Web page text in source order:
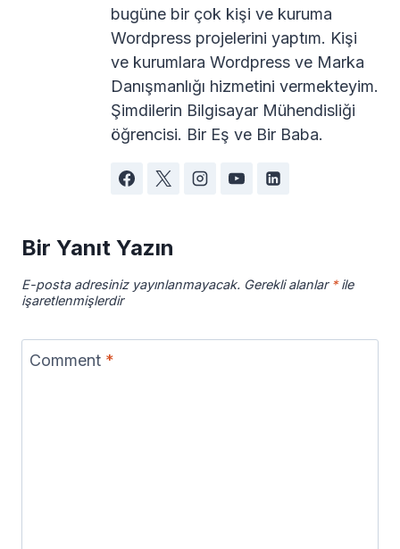
bugüne bir çok kişi ve kuruma
Wordpress projelerini yaptım. Kişi
ve kurumlara Wordpress ve Marka
Danışmanlığı hizmetini vermekteyim.
Şimdilerin Bilgisayar Mühendisliği
öğrencisi. Bir Eş ve Bir Baba.
Bir Yanıt Yazın
E-posta adresiniz yayınlanmayacak. Gerekli alanlar *ile
işaretlenmişlerdir
Comment *